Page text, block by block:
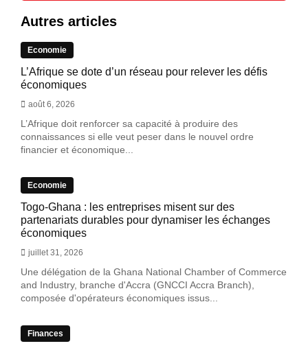
Autres articles
Economie
L’Afrique se dote d’un réseau pour relever les défis
économiques
août 6, 2026
L’Afrique doit renforcer sa capacité à produire des
connaissances si elle veut peser dans le nouvel ordre
financier et économique...
Economie
Togo-Ghana : les entreprises misent sur des
partenariats durables pour dynamiser les échanges
économiques
juillet 31, 2026
Une délégation de la Ghana National Chamber of Commerce
and Industry, branche d'Accra (GNCCI Accra Branch),
composée d'opérateurs économiques issus...
Finances